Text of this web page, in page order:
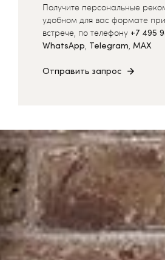
Получите персональные
удобном для вас формате
встрече, по телефону +7 495
WhatsApp, Telegram, MAX
Отправить запрос